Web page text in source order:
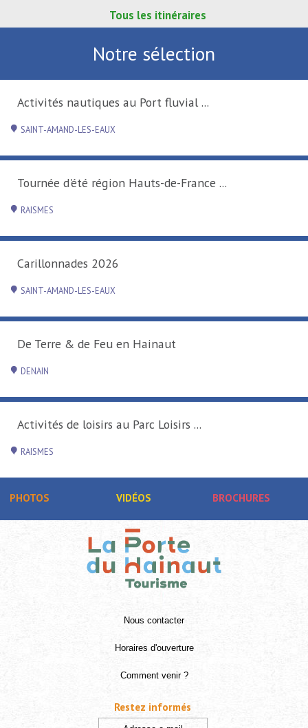
Tous les itinéraires
Notre sélection
Activités nautiques au Port fluvial ...
SAINT-AMAND-LES-EAUX
Tournée d'été région Hauts-de-France ...
RAISMES
Carillonnades 2026
SAINT-AMAND-LES-EAUX
De Terre & de Feu en Hainaut
DENAIN
Activités de loisirs au Parc Loisirs ...
RAISMES
PHOTOS VIDÉOS BROCHURES
Nous contacter
Horaires d'ouverture
Comment venir ?
Restez informés